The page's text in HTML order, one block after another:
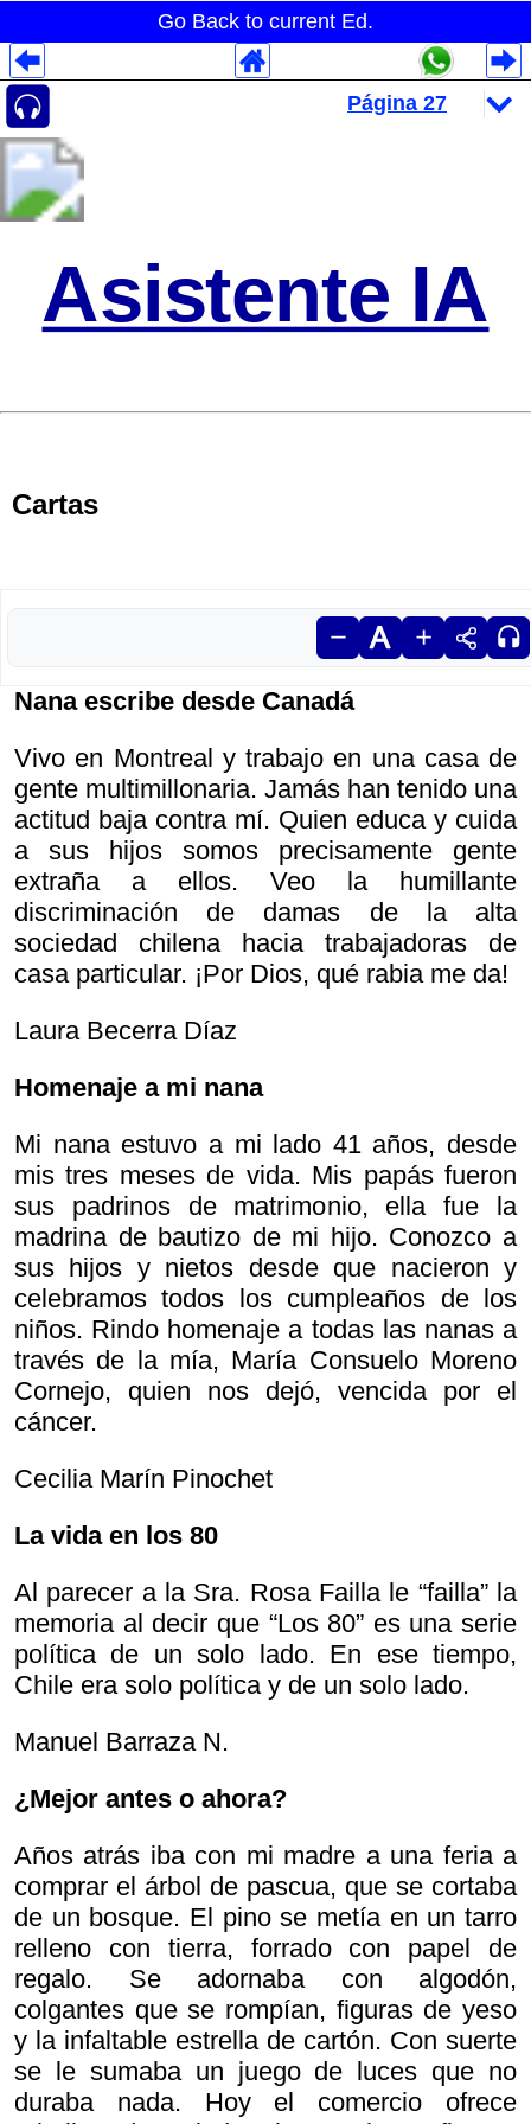
Go Back to current Ed.
Asistente IA
Cartas
Nana escribe desde Canadá
Vivo en Montreal y trabajo en una casa de
gente multimillonaria. Jamás han tenido una
actitud baja contra mí. Quien educa y cuida
a sus hijos somos precisamente gente
extraña a ellos. Veo la humillante
discriminación de damas de la alta
sociedad chilena hacia trabajadoras de
casa particular. ¡Por Dios, qué rabia me da!
Laura Becerra Díaz
Homenaje a mi nana
Mi nana estuvo a mi lado 41 años, desde
mis tres meses de vida. Mis papás fueron
sus padrinos de matrimonio, ella fue la
madrina de bautizo de mi hijo. Conozco a
sus hijos y nietos desde que nacieron y
celebramos todos los cumpleaños de los
niños. Rindo homenaje a todas las nanas a
través de la mía, María Consuelo Moreno
Cornejo, quien nos dejó, vencida por el
cáncer.
Cecilia Marín Pinochet
La vida en los 80
Al parecer a la Sra. Rosa Failla le “failla” la
memoria al decir que “Los 80” es una serie
política de un solo lado. En ese tiempo,
Chile era solo política y de un solo lado.
Manuel Barraza N.
¿Mejor antes o ahora?
Años atrás iba con mi madre a una feria a
comprar el árbol de pascua, que se cortaba
de un bosque. El pino se metía en un tarro
relleno con tierra, forrado con papel de
regalo. Se adornaba con algodón,
colgantes que se rompían, figuras de yeso
y la infaltable estrella de cartón. Con suerte
se le sumaba un juego de luces que no
duraba nada. Hoy el comercio ofrece
Despliegues Analytics
Despliegues Totales
Despliegues por Rubros